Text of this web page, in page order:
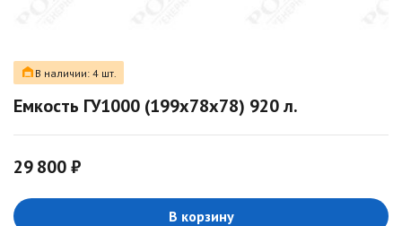
В наличии: 4 шт.
Емкость ГУ1000 (199х78х78) 920 л.
29 800 ₽
В корзину